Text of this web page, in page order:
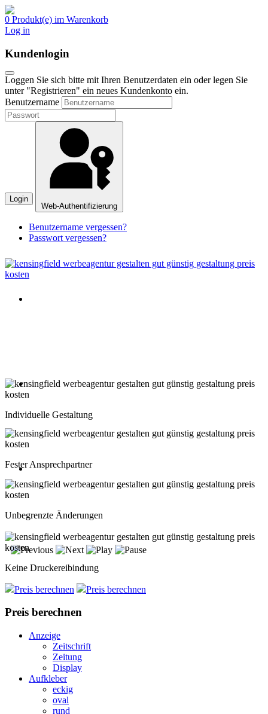
0 Produkt(e) im Warenkorb
Log in
Kundenlogin
Loggen Sie sich bitte mit Ihren Benutzerdaten ein oder legen Sie
unter "Registrieren" ein neues Kundenkonto ein.
Benutzername
Login
Web-Authentifizierung
Benutzername vergessen?
Passwort vergessen?
Beratung oder Rückruf anfordern
Schweiz: 043 508 66 63
Montag-Freitag 10:00-18:00 Uhr
Beratung oder Rückruf anfordern
Montag-Freitag 10:00-18:00 Uhr
Individuelle Gestaltung
Fester Ansprechpartner
Unbegrenzte Änderungen
Keine Druckereibindung
Preis berechnen Preis berechnen
Preis berechnen
Anzeige
Zeitschrift
Zeitung
Display
Aufkleber
eckig
oval
rund